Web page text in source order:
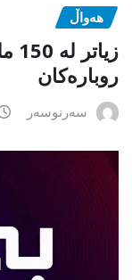
هەواڵ
روبارەکان
سەرنوسەر